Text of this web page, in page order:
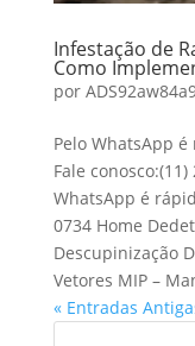
Infestação de
Como
por
Pelo WhatsApp
Fale
WhatsApp é
0734 Home
Descupinização
Vetores MIP –
« Entradas